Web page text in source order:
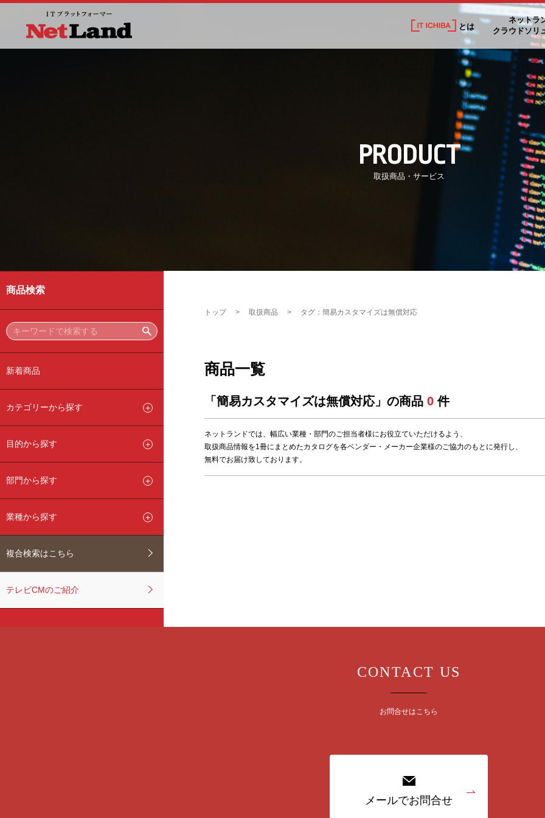
とは
ネットラ
クラウドソリ
PRODUCT
取扱商品・サービス
トップ 取扱商品 タグ：簡易カスタマイズは無償対応
商品一覧
「簡易カスタマイズは無償対応」の商品0 件
ネットランドでは、幅広い業種・部門のご担当者様にお役立ていただけるよう、
取扱商品情報を1冊にまとめたカタログを各ベンダー・メーカー企業様のご協力のもとに発行し、
無料でお届け致しております。
商品検索
新着商品
カテゴリーから探す
目的から探す
部門から探す
業種から探す
複合検索はこちら
テレビCMのご紹介
CONTACT US
お問合せはこちら
メールでお問合せ